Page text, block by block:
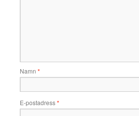
Namn *
E-postadress*